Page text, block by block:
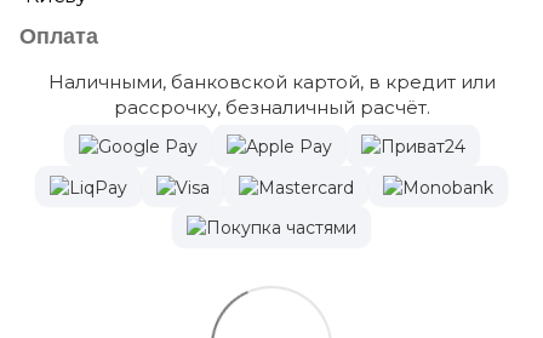
Оплата
Наличными, банковской картой, в кредит или
рассрочку, безналичный расчёт.